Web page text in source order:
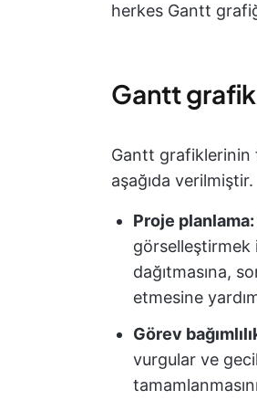
herkes Gantt
Gantt
Gantt grafiklerinin
aşağıda verilmiştir.
Proje planlama:
görselleştirmek
dağıtmasına,
etmesine
Görev
vurgular ve